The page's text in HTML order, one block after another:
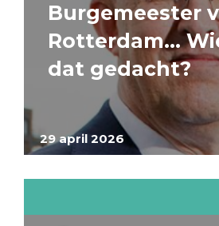
29 april 2026
Burgemeester
Rotterdam…
dat gedacht?